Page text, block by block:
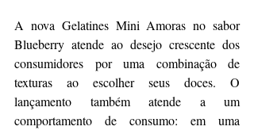
A nova Gelatines Mini Amoras no sabor
Blueberry atende ao desejo crescente dos
consumidores por uma combinação de
texturas ao escolher seus doces. O
lançamento também atende a um
comportamento de consumo: em uma